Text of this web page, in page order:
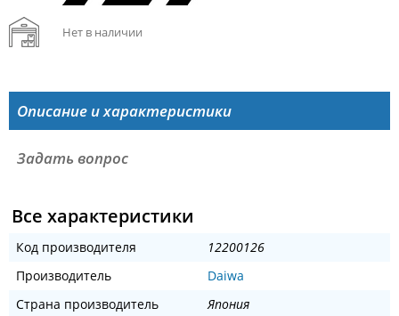
Нет в наличии
Описание и характеристики
Задать вопрос
Все характеристики
Код производителя
12200126
Производитель
Daiwa
Страна производитель
Япония